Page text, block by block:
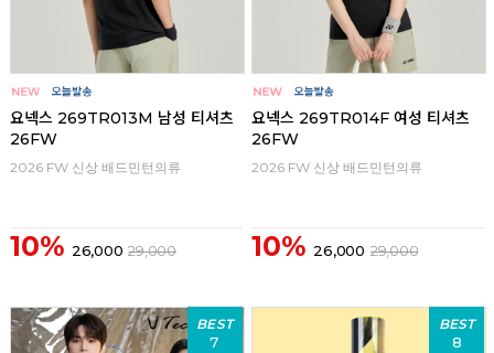
요넥스 269TR013M 남성 티셔츠
26FW
2026 FW 신상 배드민턴의류
10% 26,000 29,000
요넥스 269TR014F 여성 티셔츠
26FW
2026 FW 신상 배드민턴의류
10% 26,000 29,000
BEST
7
BEST
8